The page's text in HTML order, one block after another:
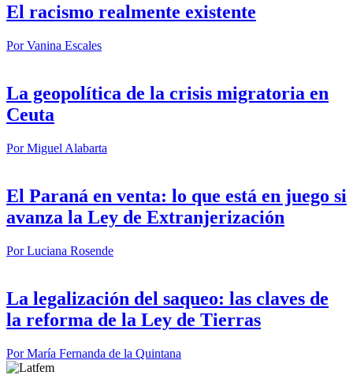
El racismo realmente existente
PorVanina Escales
La geopolítica de la crisis migratoria en
Ceuta
PorMiguel Alabarta
El Paraná en venta: lo que está en juego si
avanza la Ley de Extranjerización
PorLuciana Rosende
La legalización del saqueo: las claves de
la reforma de la Ley de Tierras
PorMaría Fernanda de la Quintana